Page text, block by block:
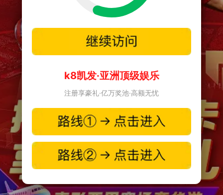
k8凯发·亚洲顶级娱乐
注册享豪礼·亿万奖池·高额无忧